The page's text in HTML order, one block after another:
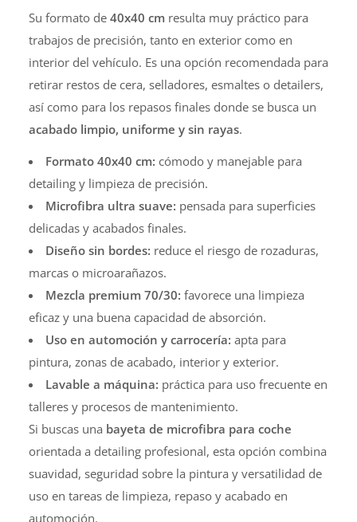
Su formato de 40x40 cm resulta muy práctico para
trabajos de precisión, tanto en exterior como en
interior del vehículo. Es una opción recomendada para
retirar restos de cera, selladores, esmaltes o detailers,
así como para los repasos finales donde se busca un
acabado limpio, uniforme y sin rayas.
Formato 40x40 cm: cómodo y manejable para
detailing y limpieza de precisión.
Microfibra ultra suave: pensada para superficies
delicadas y acabados finales.
Diseño sin bordes: reduce el riesgo de rozaduras,
marcas o microarañazos.
Mezcla premium 70/30: favorece una limpieza
eficaz y una buena capacidad de absorción.
Uso en automoción y carrocería: apta para
pintura, zonas de acabado, interior y exterior.
Lavable a máquina: práctica para uso frecuente en
talleres y procesos de mantenimiento.
Si buscas una bayeta de microfibra para coche
orientada a detailing profesional, esta opción combina
suavidad, seguridad sobre la pintura y versatilidad de
uso en tareas de limpieza, repaso y acabado en
automoción.